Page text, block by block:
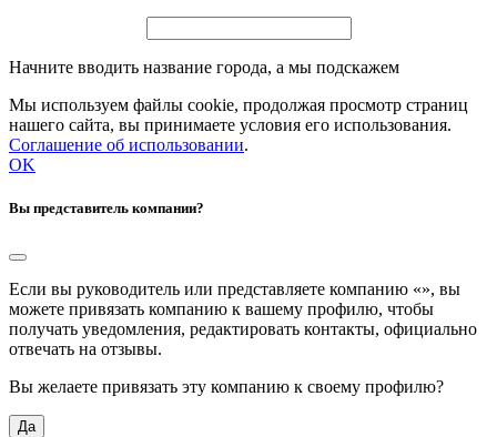
Начните вводить название города, а мы подскажем
Мы используем файлы cookie, продолжая просмотр страниц
нашего сайта, вы принимаете условия его использования.
Соглашение об использовании.
OK
Вы представитель компании?
Если вы руководитель или представляете компанию «», вы
можете привязать компанию к вашему профилю, чтобы
получать уведомления, редактировать контакты, официально
отвечать на отзывы.
Вы желаете привязать эту компанию к своему профилю?
Да